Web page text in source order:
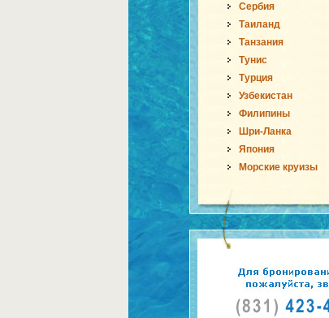
Сербия
Таиланд
Танзания
Тунис
Турция
Узбекистан
Филипины
Шри-Ланка
Япония
Морские круизы